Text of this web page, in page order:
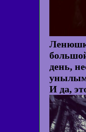
день,
И да,